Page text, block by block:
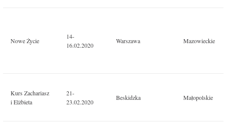
Nowe Życie
14-
16.02.2020
Warszawa Mazowieckie
Kurs Zachariasz
i Elżbieta
21-
23.02.2020
Beskidzka Małopolskie